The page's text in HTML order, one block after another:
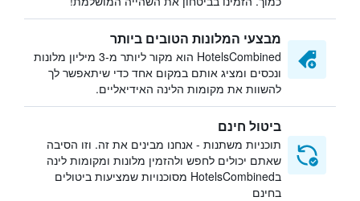
מבצעי המלונות הטובים ביותר
HotelsCombined הוא מקור ליותר מ-3 מיליון מלונות
ונכסים ומציג אותם במקום אחד כדי שיתאפשר לך
להשוות את מקומות הלינה האידיאליים.
ביטול חינם
תוכניות משתנות - אנחנו מבינים את זה. וזו הסיבה
שאתם יכולים לחפש ולהזמין מלונות ומקומות לינה
בHotelsCombined מסוכנויות שמציעות ביטולים
בחינם